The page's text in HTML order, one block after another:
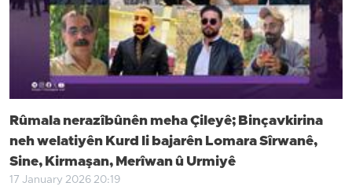
Rûmala nerazîbûnên meha Çileyê; Binçavkirina
neh welatiyên Kurd li bajarên Lomara Sîrwanê,
Sine, Kirmaşan, Merîwan û Urmiyê
17 January 2026 20:19